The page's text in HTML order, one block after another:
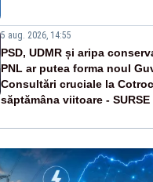
5 aug. 2026, 14:55
PSD, UDMR și aripa
PNL ar putea forma noul
Consultări cruciale la
săptămâna viitoare - SURSE